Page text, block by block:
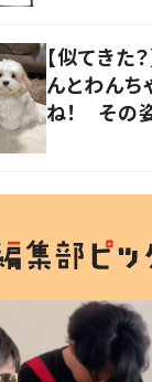
【似てきた
んとわん
ね！ その